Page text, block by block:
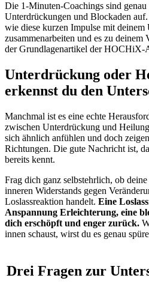
Die 1-Minuten-Coachings sind
Unterdrückungen und Blockaden
wie diese kurzen Impulse mit deinem
zusammenarbeiten und es zu
der Grundlagenartikel der HOCHiX-
Unterdrückung oder
erkennst du den
Manchmal ist es eine echte
zwischen Unterdrückung und
sich ähnlich anfühlen und doch
Richtungen. Die gute Nachricht ist,
bereits kennt.
Frag dich ganz selbstehrlich, ob
inneren Widerstands gegen
Loslassreaktion handelt. Eine
Anspannung Erleichterung, eine
dich erschöpft und enger zurück.
innen schaust, wirst du es genau
Drei Fragen zur